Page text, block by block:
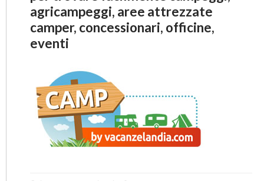
agricampeggi, aree attrezzate
camper, concessionari, officine,
eventi